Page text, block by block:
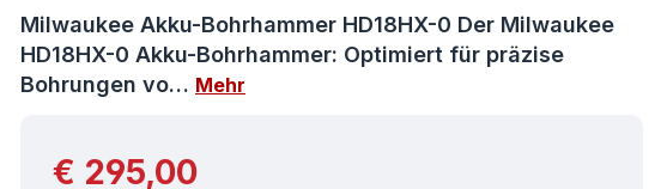
Milwaukee Akku-Bohrhammer HD18HX-0 Der Milwaukee
HD18HX-0 Akku-Bohrhammer: Optimiert für präzise
Bohrungen vo… Mehr
Regulärer Preis:
€ 295,00